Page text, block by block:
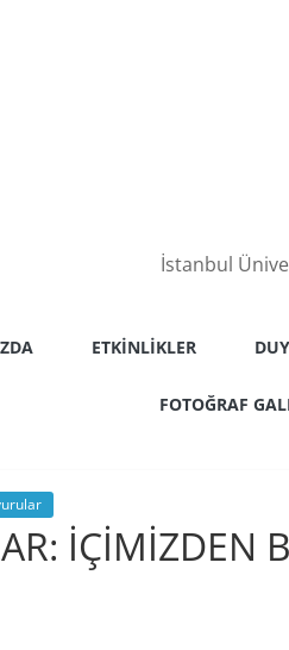
İstanbul
ETKINLIKLER
FOTOĞRAF
İÇİMİZDEN